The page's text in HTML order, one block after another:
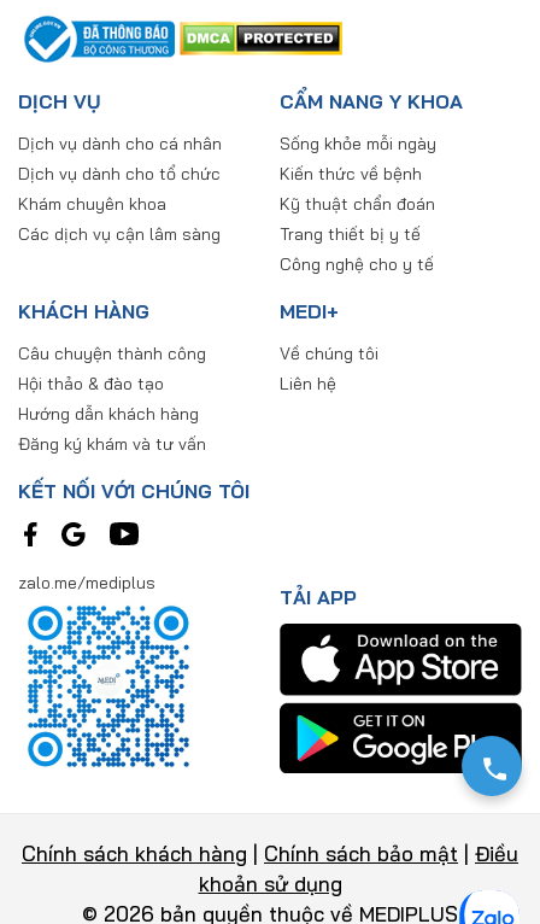
DỊCH VỤ
Dịch vụ dành cho cá nhân
Dịch vụ dành cho tổ chức
Khám chuyên khoa
Các dịch vụ cận lâm sàng
CẨM NANG Y KHOA
Sống khỏe mỗi ngày
Kiến thức về bệnh
Kỹ thuật chẩn đoán
Trang thiết bị y tế
Công nghệ cho y tế
KHÁCH HÀNG
Câu chuyện thành công
Hội thảo & đào tạo
Hướng dẫn khách hàng
Đăng ký khám và tư vấn
MEDI+
Về chúng tôi
Liên hệ
KẾT NỐI VỚI CHÚNG TÔI
zalo.me/mediplus
TẢI APP
Chính sách khách hàng | Chính sách bảo mật | Điều
khoản sử dụng
© 2026 bản quyền thuộc về MEDIPLUS